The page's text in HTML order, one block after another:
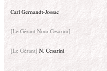
Carl Gernandt-Jossac
[Le Gérant Nino Cesarini]
[Le Gérant] N. Cesarini